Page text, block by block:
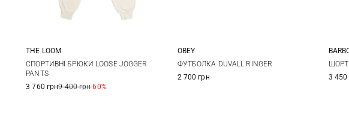
S M
THE LOOM
СПОРТИВНІ БРЮКИ LOOSE JOGGER
PANTS
3 760 грн9 400 грн-60%
XS S M
OBEY
ФУТБОЛКА DUVALL RINGER
2 700 грн
8
3 450